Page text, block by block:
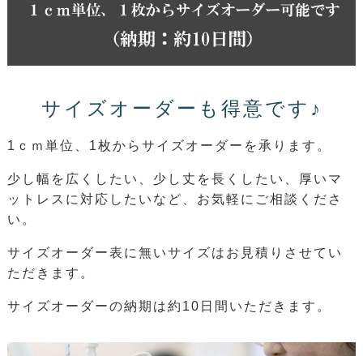
サイズオーダーも得意です♪
1ｃｍ単位、1枚からサイズオーダーを承ります。
少し幅を広くしたい、少し丈を長くしたい、厚いマ
ットレスに対応したいなど、お気軽にご相談くださ
い。
サイズオーダー表に無いサイズはお見積りさせてい
ただきます。
サイズオーダーの納期は約10日間いただきます。